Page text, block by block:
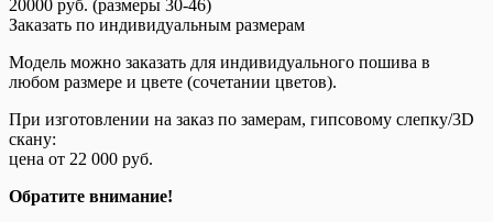
20000 руб. (размеры 30-46)
Заказать по индивидуальным размерам
Модель можно заказать для индивидуального пошива в
любом размере и цвете (сочетании цветов).
При изготовлении на заказ по замерам, гипсовому слепку/3D
скану:
цена от 22 000 руб.
Обратите внимание!